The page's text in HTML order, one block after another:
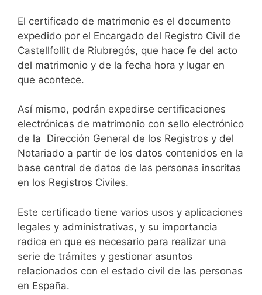
El certificado de matrimonio es el documento
expedido por el Encargado del Registro Civil de
Castellfollit de Riubregós, que hace fe del acto
del matrimonio y de la fecha hora y lugar en
que acontece.
Así mismo, podrán expedirse certificaciones
electrónicas de matrimonio con sello electrónico
de la Dirección General de los Registros y del
Notariado a partir de los datos contenidos en la
base central de datos de las personas inscritas
en los Registros Civiles.
Este certificado tiene varios usos y aplicaciones
legales y administrativas, y su importancia
radica en que es necesario para realizar una
serie de trámites y gestionar asuntos
relacionados con el estado civil de las personas
en España.